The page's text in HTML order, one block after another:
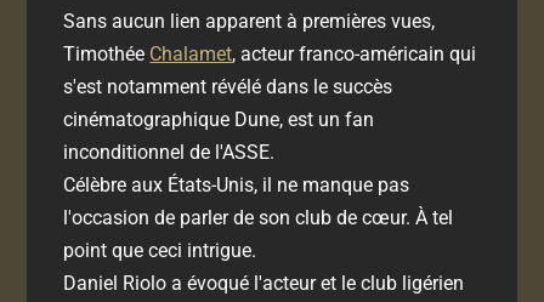
Sans aucun lien apparent à premières vues,
Timothée Chalamet, acteur franco-américain qui
s'est notamment révélé dans le succès
cinématographique Dune, est un fan
inconditionnel de l'ASSE.
Célèbre aux États-Unis, il ne manque pas
l'occasion de parler de son club de cœur. À tel
point que ceci intrigue.
Daniel Riolo a évoqué l'acteur et le club ligérien